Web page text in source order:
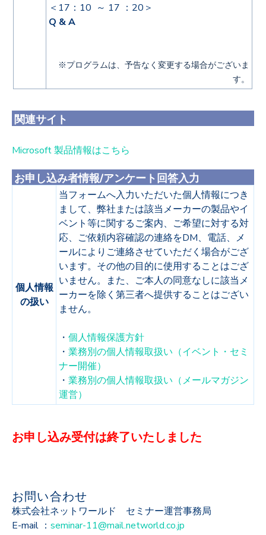
＜ 17：10 ～ 17 ：20＞
Q & A
※プログラムは、予告なく変更する場合がございま
す。
関連サイト
Microsoft 製品情報はこちら
お申し込み者情報/アンケート回答入力
個人情報
の扱い
当フォームへ入力いただいた個人情報につき
まして、弊社または該当メーカーの製品やイ
ベント等に関するご案内、ご希望に対する対
応、ご依頼内容確認の連絡をDM、電話、メ
ールによりご連絡させていただく場合がござ
います。その他の目的に使用することはござ
いません。また、ご本人の同意なしに該当メ
ーカーを除く第三者へ提供することはござい
ません。
・ 個人情報保護方針
・ 業務別の個人情報取扱い（イベント・セミ
ナー開催）
・ 業務別の個人情報取扱い（メールマガジン
運営）
お申し込み受付は終了いたしました
お問い合わせ
株式会社ネットワールド セミナー運営事務局
E-mail ： seminar-11@mail.networld.co.jp